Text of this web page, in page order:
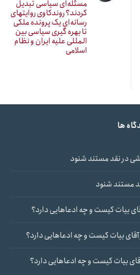
مسئله‌ای سیاسی تبدیل
کردند؟ روندکاوی روایتهای
رسانه‌ایِ یک پرونده ملکی
تا بهره گیری سیاسی بین
المللی علیه ایران و نظام
اسلامی
ها
درنقد مستند شنود
مستند شنود
بیات کیست و چه ادعاهایی دارد؟
آقای بیات کیست و چه ادعاهایی دارد؟
بیات کیست و چه ادعاهایی دارد؟